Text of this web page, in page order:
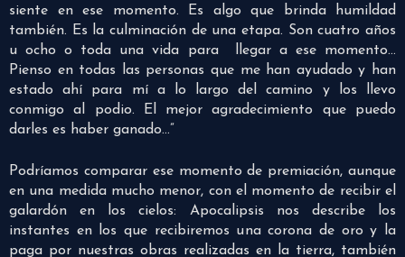
siente en ese momento. Es algo que brinda humildad
también. Es la culminación de una etapa. Son cuatro años
u ocho o toda una vida para llegar a ese momento…
Pienso en todas las personas que me han ayudado y han
estado ahí para mí a lo largo del camino y los llevo
conmigo al podio. El mejor agradecimiento que puedo
darles es haber ganado…”
Podríamos comparar ese momento de premiación, aunque
en una medida mucho menor, con el momento de recibir el
galardón en los cielos: Apocalipsis nos describe los
instantes en los que recibiremos una corona de oro y la
paga por nuestras obras realizadas en la tierra, también